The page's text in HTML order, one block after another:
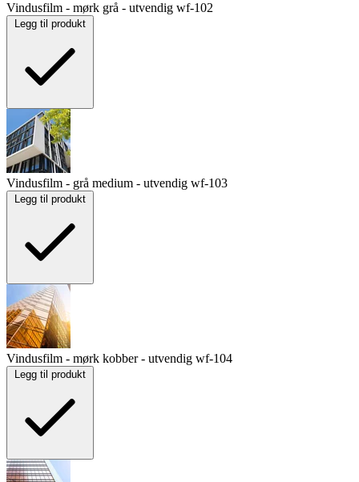
Vindusfilm - mørk grå - utvendig wf-102
Legg til produkt
Vindusfilm - grå medium - utvendig wf-103
Legg til produkt
Vindusfilm - mørk kobber - utvendig wf-104
Legg til produkt